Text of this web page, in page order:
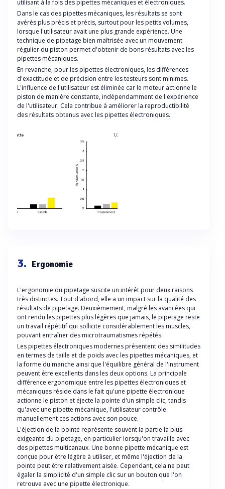
utilisant à la fois des pipettes mécaniques et électroniques.
Dans le cas des pipettes mécaniques, les résultats se sont
avérés plus précis et précis, surtout pour les petits volumes,
lorsque l'utilisateur avait une plus grande expérience. Une
technique de pipetage bien maîtrisée avec un mouvement
régulier du piston permet d'obtenir de bons résultats avec les
pipettes mécaniques.
En revanche, pour les pipettes électroniques, les différences
d'exactitude et de précision entre les testeurs sont minimes.
L'influence de l'utilisateur est éliminée car le moteur actionne le
piston de manière constante, indépendamment de l'expérience
de l'utilisateur. Cela contribue à améliorer la reproductibilité
des résultats obtenus avec les pipettes électroniques.
3. Ergonomie
L'ergonomie du pipetage suscite un intérêt pour deux raisons
très distinctes. Tout d'abord, elle a un impact sur la qualité des
résultats de pipetage. Deuxièmement, malgré les avancées qui
ont rendu les pipettes plus légères que jamais, le pipetage reste
un travail répétitif qui sollicite considérablement les muscles,
pouvant entraîner des microtraumatismes répétés.
Les pipettes électroniques modernes présentent des similitudes
en termes de taille et de poids avec les pipettes mécaniques, et
la forme du manche ainsi que l'équilibre général de l'instrument
peuvent être excellents dans les deux options. La principale
différence ergonomique entre les pipettes électroniques et
mécaniques réside dans le fait qu'une pipette électronique
actionne le piston et éjecte la pointe d'un simple clic, tandis
qu'avec une pipette mécanique, l'utilisateur contrôle
manuellement ces actions avec son pouce.
L'éjection de la pointe représente souvent la partie la plus
exigeante du pipetage, en particulier lorsqu'on travaille avec
des pipettes multicanaux. Une bonne pipette mécanique est
conçue pour être légère à utiliser, et même l'éjection de la
pointe peut être relativement aisée. Cependant, cela ne peut
égaler la simplicité d'un simple clic sur un bouton que l'on
retrouve avec une pipette électronique.